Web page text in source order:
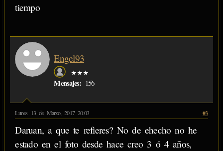
tiempo
Engel93
★★★
Mensajes: 156
Lunes 13 de Marzo, 2017 20:03 #3
Daruan, a que te refieres? No de ehecho no he
estado en el foto desde hace creo 3 ó 4 años,